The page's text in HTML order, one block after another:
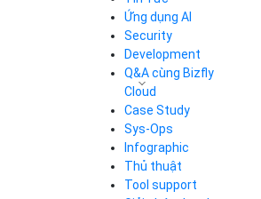
Bảng giá
Bảng giá
Bảng giá
CDN
Load Balancer
Auto Scaling
Container Registry
Kubernetes
Cloud Database
Call Center
Business Email
Simple Storage
VPN
Ứng dụng AI
Security
Development
Q&A cùng Bizfly
Cloud
Q&A về Bizfly
Cloud Server
Thao tác kết nối
tới server
Videos
Q&A về Bizfly
Business Email
Videos
Case Study
Sys-Ops
Infographic
Thủ thuật
Tool support